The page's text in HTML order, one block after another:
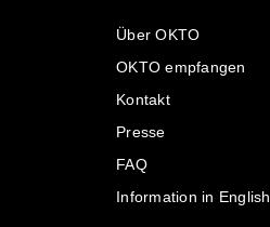
Über OKTO
OKTO empfangen
Kontakt
Presse
FAQ
Information in English